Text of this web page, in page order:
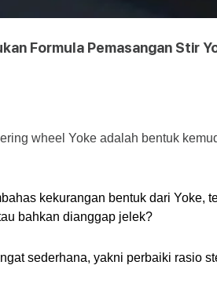
Formula Pemasangan Stir
wheel Yoke adalah bentuk
kekurangan bentuk dari Yoke,
bahkan dianggap jelek?
sederhana, yakni perbaiki rasio